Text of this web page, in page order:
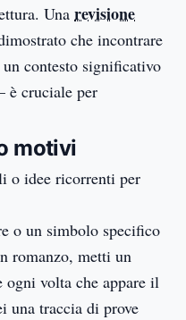
Una revisione
che incontrare
contesto significativo
cruciale per
motivi
o idee ricorrenti per
o un simbolo specifico
romanzo, metti un
ogni volta che appare il
una traccia di prove